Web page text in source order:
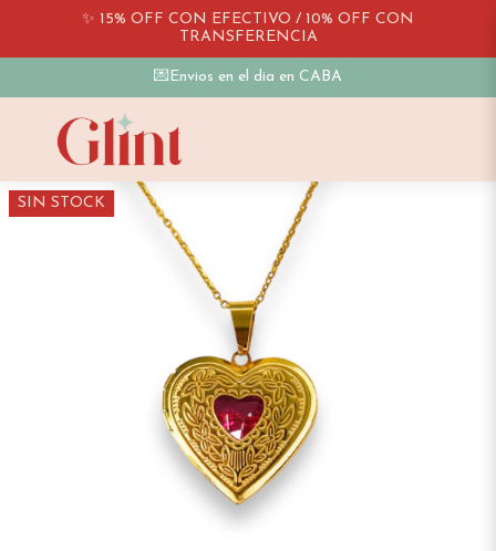
✨ 15% OFF CON EFECTIVO / 10% OFF CON
TRANSFERENCIA
💌Envios en el dia en CABA
SIN STOCK